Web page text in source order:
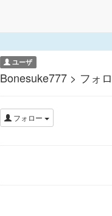
ユーザ
Bonesuke777 > フォ
フォロー